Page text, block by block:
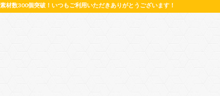
数300個突破！いつもご利用いただきありがとうございます！